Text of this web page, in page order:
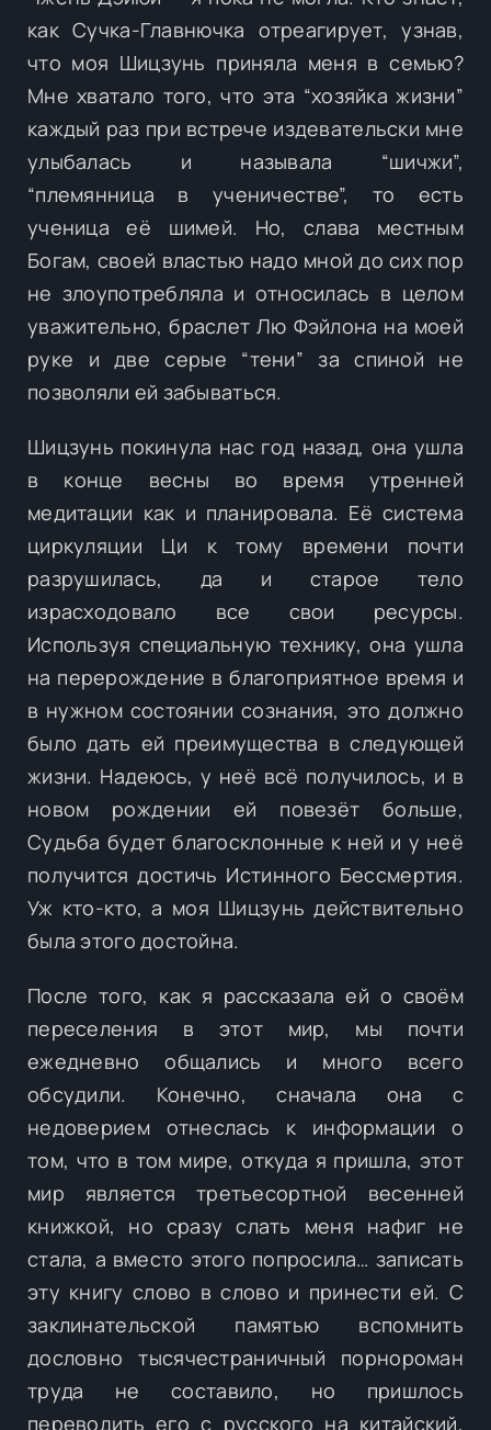
как Сучка-Главнючка отреагирует, узнав,
что моя Шицзунь приняла меня в семью?
Мне хватало того, что эта “хозяйка жизни”
каждый раз при встрече издевательски мне
улыбалась и называла “шичжи”,
“племянница в ученичестве”, то есть
ученица её шимей. Но, слава местным
Богам, своей властью надо мной до сих пор
не злоупотребляла и относилась в целом
уважительно, браслет Лю Фэйлона на моей
руке и две серые “тени” за спиной не
позволяли ей забываться.
Шицзунь покинула нас год назад, она ушла
в конце весны во время утренней
медитации как и планировала. Её система
циркуляции Ци к тому времени почти
разрушилась, да и старое тело
израсходовало все свои ресурсы.
Используя специальную технику, она ушла
на перерождение в благоприятное время и
в нужном состоянии сознания, это должно
было дать ей преимущества в следующей
жизни. Надеюсь, у неё всё получилось, и в
новом рождении ей повезёт больше,
Судьба будет благосклонные к ней и у неё
получится достичь Истинного Бессмертия.
Уж кто-кто, а моя Шицзунь действительно
была этого достойна.
После того, как я рассказала ей о своём
переселения в этот мир, мы почти
ежедневно общались и много всего
обсудили. Конечно, сначала она с
недоверием отнеслась к информации о
том, что в том мире, откуда я пришла, этот
мир является третьесортной весенней
книжкой, но сразу слать меня нафиг не
стала, а вместо этого попросила… записать
эту книгу слово в слово и принести ей. С
заклинательской памятью вспомнить
дословно тысячестраничный порнороман
труда не составило, но пришлось
переводить его с русского на китайский,